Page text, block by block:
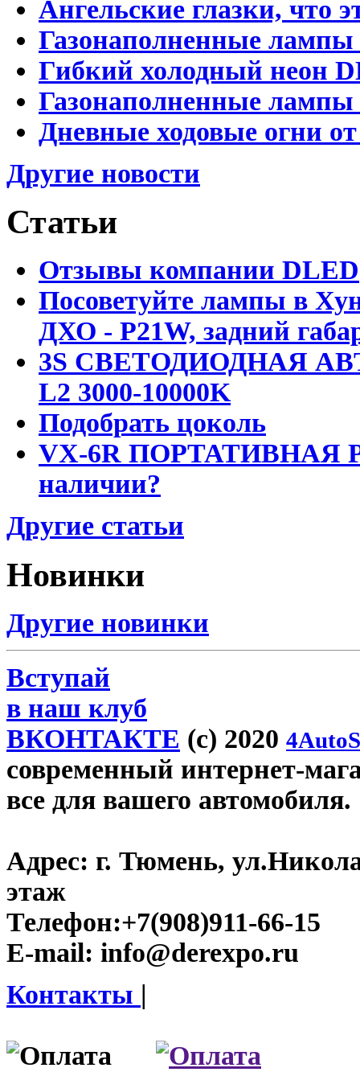
Ангельские глазки, что
Газонаполненные
Гибкий холодный неон
Газонаполненные
Дневные ходовые огни
Другие новости
Статьи
Отзывы компании DLED
Посоветуйте лампы в
ДХО - P21W, задний
3S СВЕТОДИОДНАЯ
L2 3000-10000K
Подобрать цоколь
VX-6R ПОРТАТИВНАЯ
наличии?
Другие статьи
Новинки
Другие новинки
Вступай
в наш клуб
ВКОНТАКТЕ (c) 2020
современный интернет-
все для вашего автомобиля.
Адрес: г. Тюмень,
этаж
Телефон:+7(908)911-66-15
E-mail: info@derexpo.ru
Контакты |